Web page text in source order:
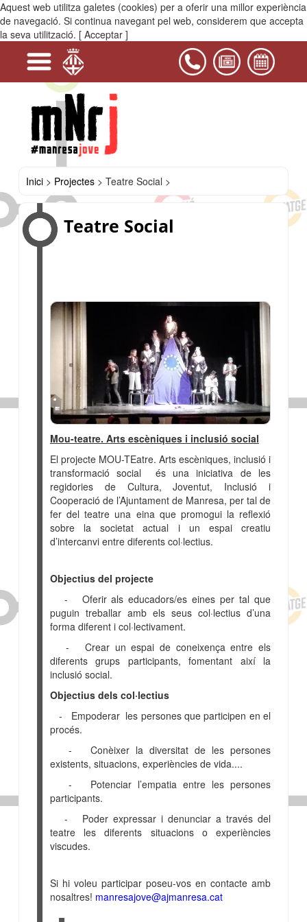
Aquest web utilitza galetes (cookies) per a oferir una millor experiència
de navegació. Si continua navegant pel web, considerem que accepta
la seva utilització. [ Acceptar ]
MENÚ
Serveis
+
Projectes
-
Àngels
de
Consell
de
Teatre
Social
Campanya:
Estima
Nit
Manresa
OfiJove
a
L'OfiJove
al
Campus
Espai
Iris
+
La
Kampana
JESA
Estiu
Activitats
+
Equipaments
+
PIJ
Casals
Bages
+
Contacta'ns
+
Inici> Projectes> Teatre Social >
Teatre Social
Mou-teatre. Arts escèniques i inclusió social
El projecte MOU-TEatre. Arts escèniques, inclusió i
transformació social és una iniciativa de les
regidories de Cultura, Joventut, Inclusió i
Cooperació de l’Ajuntament de Manresa, per tal de
fer del teatre una eina que promogui la reflexió
sobre la societat actual i un espai creatiu
d’intercanvi entre diferents col·lectius.
Objectius del projecte
- Oferir als educadors/es eines per tal que
puguin treballar amb els seus col·lectius d’una
forma diferent i col·lectivament.
- Crear un espai de coneixença entre els
diferents grups participants, fomentant així la
inclusió social.
Objectius dels col·lectius
- Empoderar les persones que participen en el
procés.
- Conèixer la diversitat de les persones
existents, situacions, experiències de vida....
- Potenciar l’empatia entre les persones
participants.
- Poder expressar i denunciar a través del
teatre les diferents situacions o experiències
viscudes.
Si hi voleu participar poseu-vos en contacte amb
nosaltres! manresajove@ajmanresa.cat